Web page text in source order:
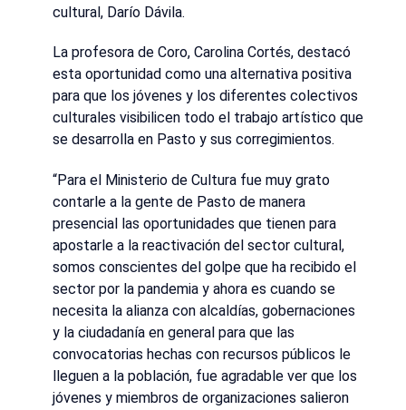
cultural, Darío Dávila.
La profesora de Coro, Carolina Cortés, destacó
esta oportunidad como una alternativa positiva
para que los jóvenes y los diferentes colectivos
culturales visibilicen todo el trabajo artístico que
se desarrolla en Pasto y sus corregimientos.
“Para el Ministerio de Cultura fue muy grato
contarle a la gente de Pasto de manera
presencial las oportunidades que tienen para
apostarle a la reactivación del sector cultural,
somos conscientes del golpe que ha recibido el
sector por la pandemia y ahora es cuando se
necesita la alianza con alcaldías, gobernaciones
y la ciudadanía en general para que las
convocatorias hechas con recursos públicos le
lleguen a la población, fue agradable ver que los
jóvenes y miembros de organizaciones salieron